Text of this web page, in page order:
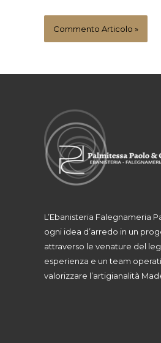
L’Ebanisteria Falegnameria
ogni idea d’arredo in un
attraverso le venature del
esperienza e un team
valorizzare l’artigianalità